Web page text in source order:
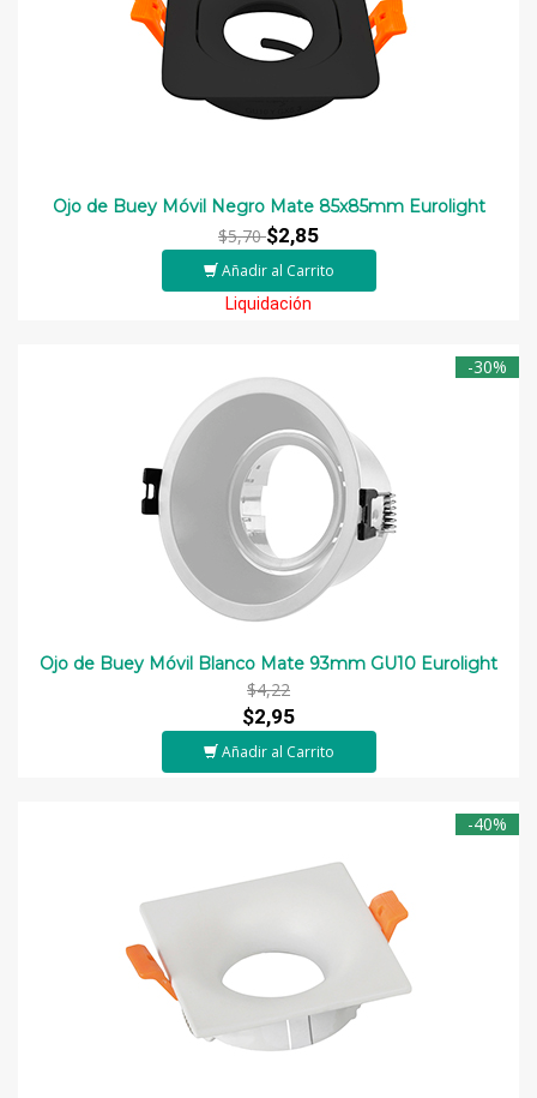
Ojo de Buey Móvil Negro Mate 85x85mm Eurolight
$5,70$2,85
Añadir al Carrito
Liquidación
-30%
Ojo de Buey Móvil Blanco Mate 93mm GU10 Eurolight
$4,22
$2,95
Añadir al Carrito
-40%